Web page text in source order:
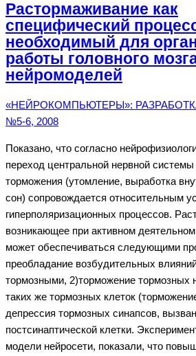
Растормаживание как
специфический
необходимый для
работы головного
нейромоделей
«НЕЙРОКОМПЬЮТЕРЫ»:
№5-6, 2008
Показано, что согласно
переход центральной нервной
торможения (утомление, выработка
сон) сопровождается относительным
гиперполяризационных процессов.
возникающее при активном деятельном
может обеспечиваться следующими
преобладание возбудительных
тормозными, 2)торможение тормозных
таких же тормозных клеток
депрессия тормозных синапсов,
постсинаптической клетки.
модели нейросети, показали, что